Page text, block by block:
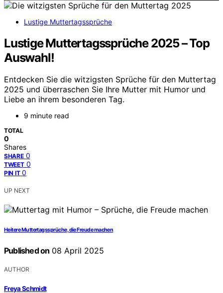
Lustige Muttertagssprüche
Lustige Muttertagssprüche 2025 – Top
Auswahl!
Entdecken Sie die witzigsten Sprüche für den Muttertag
2025 und überraschen Sie Ihre Mutter mit Humor und
Liebe an ihrem besonderen Tag.
9 minute read
TOTAL
0
Shares
SHARE 0
TWEET 0
PIN IT 0
UP NEXT
Heitere Muttertagssprüche, die Freude machen
Published on 08 April 2025
AUTHOR
Freya Schmidt